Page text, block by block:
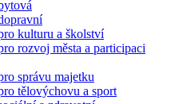
kulturu a školství
rozvoj města a participaci
správu majetku
tělovýchovu a sport